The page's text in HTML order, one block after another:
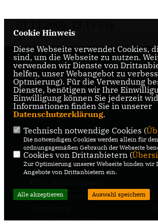
Internetseite der CDU-Fraktion im Rat
Braunschweig, mit aktuellen
um die Kommunalpolitik in der
Niedersachsens.
IMPRESSUM DATENSCHUTZ
CDU Niedersachsen
@2026 CDU-Ratsfraktion
Alle Rechte vorbehalten.
Realisation:
Cookie Hinweis
Diese Webseite verwendet Cookies,
sind, um die Webseite zu nutzen.
verwenden wir Dienste von
helfen, unser Webangebot zu
Optmierung). Für die Verwendung
Dienste, benötigen wir Ihre
Einwilligung können Sie jederzeit
Informationen finden Sie in unserer
Datenschutzerklärung.
Technisch notwendige Cookies (
Die notwendigen Cookies werden allein für den
ordnungsgemäßen Gebrauch der Webseite
Cookies von Drittanbietern (
Zur Optimierung unserer Webseite binden wir
Angebote von Drittanbietern ein.
Alle akzeptieren Auswahl speichern